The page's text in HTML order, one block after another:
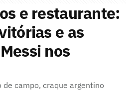
e restaurante:
e as
nos
campo, craque argentino